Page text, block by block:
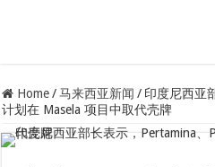
Home / 马来西亚新闻 / 印度尼西亚
计划在 Masela 项目中取代壳牌